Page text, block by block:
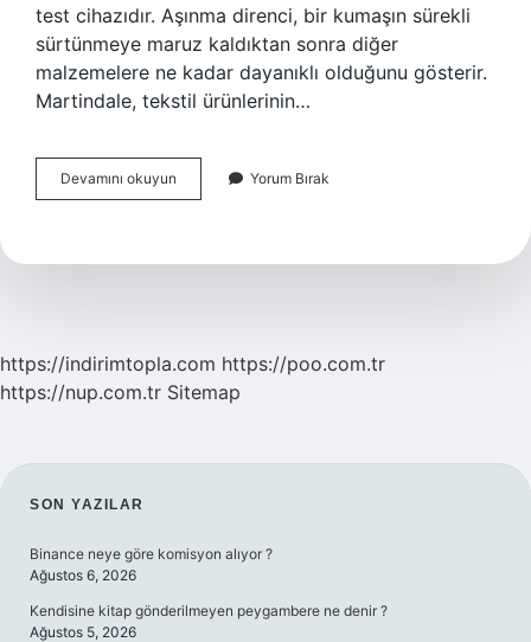
test cihazıdır. Aşınma direnci, bir kumaşın sürekli
sürtünmeye maruz kaldıktan sonra diğer
malzemelere ne kadar dayanıklı olduğunu gösterir.
Martindale, tekstil ürünlerinin…
Devamını okuyun
Testi
Yorum Bırak
https://indirimtopla.com https://poo.com.tr
https://nup.com.tr Sitemap
SIDEBAR
SON YAZILAR
Binance neye göre komisyon alıyor ?
Ağustos 6, 2026
Kendisine kitap gönderilmeyen peygambere ne denir ?
Ağustos 5, 2026